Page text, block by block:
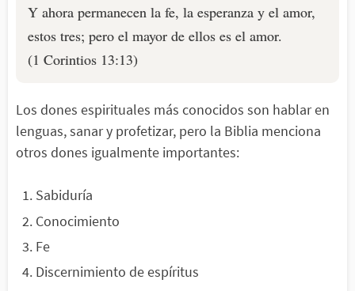
Y ahora permanecen la fe, la esperanza y el amor,
estos tres; pero el mayor de ellos es el amor.
(1 Corintios 13:13)
Los dones espirituales más conocidos son hablar en
lenguas, sanar y profetizar, pero la Biblia menciona
otros dones igualmente importantes:
Sabiduría
Conocimiento
Fe
Discernimiento de espíritus